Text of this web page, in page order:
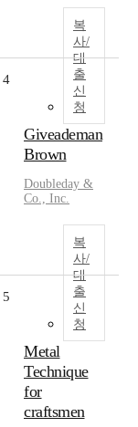
복
사/
대
출
신
청
4
Giveademan
Brown
Doubleday &
Co., Inc.
복
사/
대
출
신
청
5
Metal
Technique
for
craftsmen